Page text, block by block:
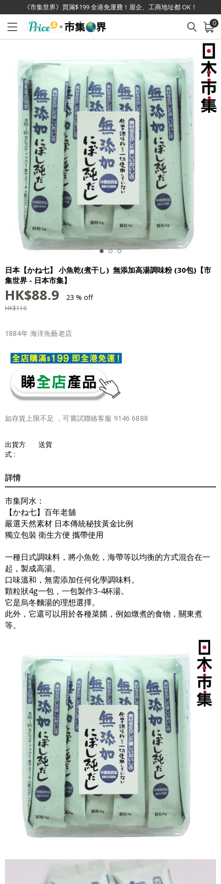
《市集世界》買滿$199 全港免運費！屋企、工商地址都 OK！
0
已加入購物車 查看
日本【かね七】 小魚乾(煮干し) 無添加高湯調味粉 (30包)【市
集世界 - 日本市集】
HK$88.9 23 % off
HK$116
1884年 海洋魚藝老店
如存貨上限不足 ，可嘗試聯絡客服 9146 6888
出貨方
式 :
送貨
詳情
市集阿水：
【かね七】百年老舖
嚴選天然素材 日本傳統秘技黃金比例
獨立包裝 衛生方便 攜帶使用
一種日式調味料，將小魚乾，海帶等以均衡的方式混合在一
起，製成高湯。
口味溫和，無需添加任何化學調味料。
顆粒狀4g一包，一包製作3-4杯湯。
它是烏冬麵湯的理想選擇。
此外，它還可以用於各種菜餚，例如燉煮的食物，關東煮
等。